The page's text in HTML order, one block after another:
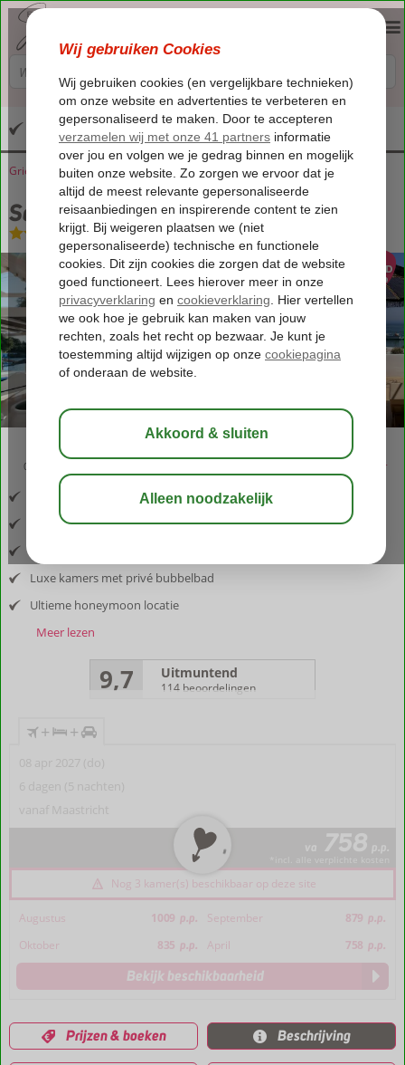
Altijd inclusief huurauto
Home
Griekenland Kreta Agia Pelagia Salt Suites
Salt Suites
Logies-Hotel
03:30 bewaar
Inclusief vlucht en huurauto
Gelegen in Agia Pelagia
Luxe kamers met privé bubbelbad
Ultieme honeymoon locatie
Meer lezen
9,7 Uitmuntend
114 beoordelingen
+ +
08 apr 2027 (do)
6 dagen (5 nachten)
vanaf Maastricht
va 758 p.p.
Nog 3 kamer(s) beschikbaar op deze site
Augustus 1009 p.p. September 879 p.p.
Oktober
835 p.p. April 758 p.p.
Bekijk beschikbaarheid
Prijzen & boeken Beschrijving